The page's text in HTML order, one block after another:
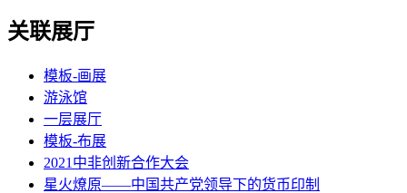
关联展厅
模板-画展
游泳馆
一层展厅
模板-布展
2021中非创新合作大会
星火燎原——中国共产党领导下的货币印制